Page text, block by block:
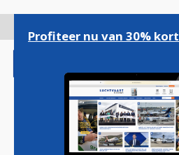
gaan
Profiteer nu van 30%